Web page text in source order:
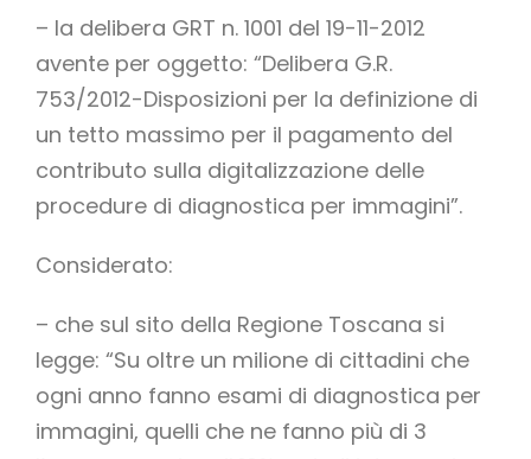
– la delibera GRT n. 1001 del 19-11-2012
avente per oggetto: “Delibera G.R.
753/2012-Disposizioni per la definizione di
un tetto massimo per il pagamento del
contributo sulla digitalizzazione delle
procedure di diagnostica per immagini”.
Considerato:
– che sul sito della Regione Toscana si
legge: “Su oltre un milione di cittadini che
ogni anno fanno esami di diagnostica per
immagini, quelli che ne fanno più di 3